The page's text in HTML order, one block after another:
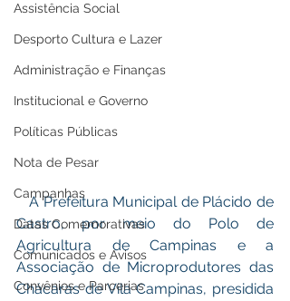
Assistência Social
Desporto Cultura e Lazer
Administração e Finanças
Institucional e Governo
Políticas Públicas
Nota de Pesar
Campanhas
Datas Comemorativas
Comunicados e Avisos
Convênios e Parcerias
   A Prefeitura Municipal de Plácido de
Castro, por meio do Polo de
Agricultura de Campinas e a
Associação de Microprodutores das
Chácaras de Vila Campinas, presidida